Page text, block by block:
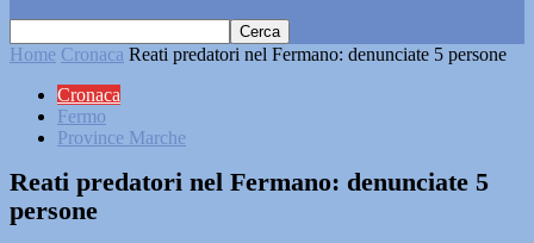
Home Cronaca Reati predatori nel Fermano: denunciate 5 persone
Cronaca
Fermo
Province Marche
Reati predatori nel Fermano: denunciate 5
persone